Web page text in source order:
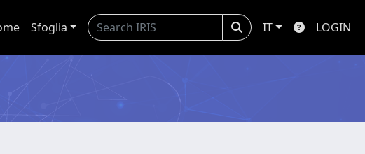
Sfoglia IT LOGIN